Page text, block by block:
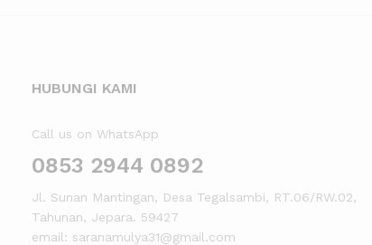
HUBUNGI KAMI
Call us on WhatsApp
0853 2944 0892
Jl. Sunan Mantingan, Desa Tegalsambi, RT.06/RW.02,
Tahunan, Jepara. 59427
email: saranamulya31@gmail.com